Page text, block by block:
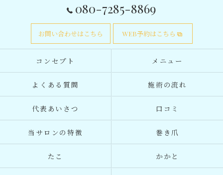
080-7285-8869
お問い合わせはこちら WEB予約はこちら
コンセプト メニュー
よくある質問 施術の流れ
代表あいさつ 口コミ
当サロンの特徴 巻き爪
たこ かかと